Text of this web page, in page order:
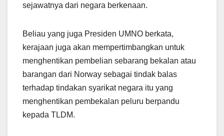
sejawatnya dari negara berkenaan.
Beliau yang juga Presiden UMNO berkata,
kerajaan juga akan mempertimbangkan untuk
menghentikan pembelian sebarang bekalan atau
barangan dari Norway sebagai tindak balas
terhadap tindakan syarikat negara itu yang
menghentikan pembekalan peluru berpandu
kepada TLDM.